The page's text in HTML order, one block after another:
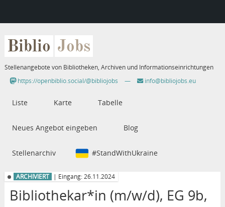
Biblio Jobs
Stellenangebote von Bibliotheken, Archiven und Informationseinrichtungen
https://openbiblio.social/@bibliojobs
— info@bibliojobs.eu
Liste Karte Tabelle
Neues Angebot eingeben Blog
Stellenarchiv #StandWithUkraine
ARCHIVIERT | Eingang: 26.11.2024
Bibliothekar*in (m/w/d), EG 9b,